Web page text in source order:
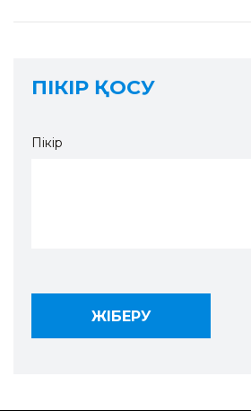
ПІКІР ҚОСУ
Пікір